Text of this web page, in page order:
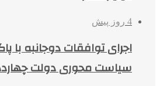
4 روز پیش
اجرای توافقات دوجانبه با
سیاست محوری دولت